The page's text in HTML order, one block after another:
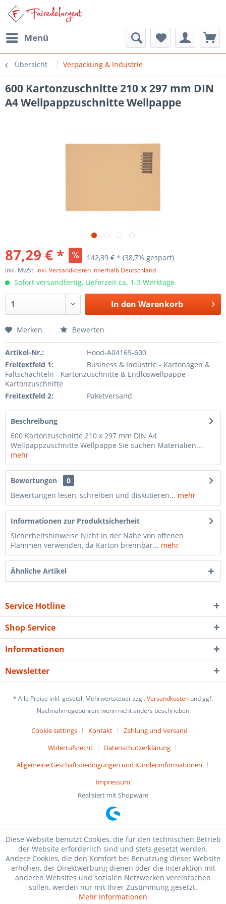
Menü
Übersicht Verpackung & Industrie
600 Kartonzuschnitte 210 x 297 mm DIN
A4 Wellpappzuschnitte Wellpappe
87,29 € * 142,39 € * (38,7% gespart)
inkl. MwSt. inkl. Versandkosten innerhalb Deutschland
Sofort versandfertig, Lieferzeit ca. 1-3 Werktage
In den Warenkorb
Merken Bewerten
Artikel-Nr.:
Hood-A04169-600
Freitextfeld 1:
Business & Industrie - Kartonagen &
Faltschachteln - Kartonzuschnitte & Endloswellpappe -
Kartonzuschnitte
Freitextfeld 2:
Paketversand
Beschreibung
600 Kartonzuschnitte 210 x 297 mm DIN A4
Wellpappzuschnitte Wellpappe Sie suchen Materialien...
mehr
Bewertungen
0
Bewertungen lesen, schreiben und diskutieren... mehr
Informationen zur Produktsicherheit
Sicherheitshinweise Nicht in der Nähe von offenen
Flammen verwenden, da Karton brennbar... mehr
Ähnliche Artikel
Service Hotline
Shop Service
Informationen
Newsletter
* Alle Preise inkl. gesetzl. Mehrwertsteuer zzgl.Versandkosten und ggf.
Nachnahmegebühren, wenn nicht anders beschrieben
Cookie settings Kontakt
Zahlung und Versand
Widerrufsrecht
Datenschutzerklärung
Allgemeine Geschäftsbedingungen und Kundeninformationen
Impressum
Realisiert mit Shopware
Diese Website benutzt Cookies, die für den technischen Betrieb
der Website erforderlich sind und stets gesetzt werden.
Andere Cookies, die den Komfort bei Benutzung dieser Website
erhöhen, der Direktwerbung dienen oder die Interaktion mit
anderen Websites und sozialen Netzwerken vereinfachen
sollen, werden nur mit Ihrer Zustimmung gesetzt.
Mehr Informationen